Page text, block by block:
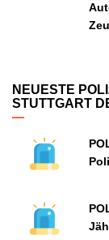
NEUESTE
STUTTGART